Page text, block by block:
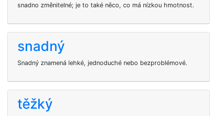
snadno změnitelné; je to také něco, co má nízkou hmotnost.
snadný
Snadný znamená lehké, jednoduché nebo bezproblémové.
těžký